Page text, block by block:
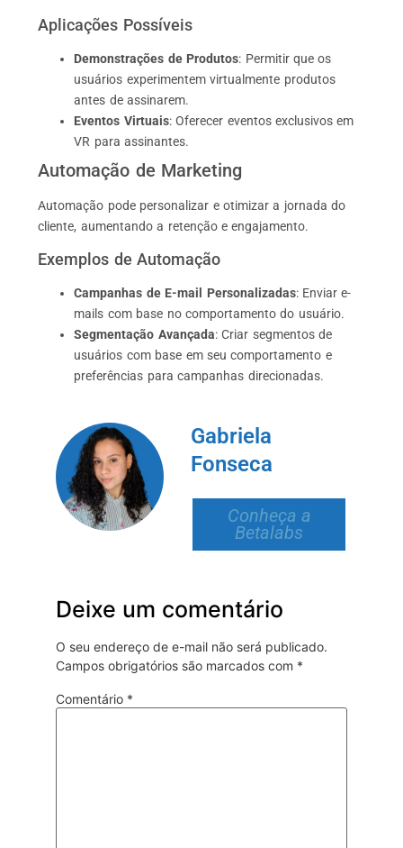
Aplicações Possíveis
Demonstrações de Produtos: Permitir que os
usuários experimentem virtualmente produtos
antes de assinarem.
Eventos Virtuais: Oferecer eventos exclusivos em
VR para assinantes.
Automação de Marketing
Automação pode personalizar e otimizar a jornada do
cliente, aumentando a retenção e engajamento.
Exemplos de Automação
Campanhas de E-mail Personalizadas: Enviar e-
mails com base no comportamento do usuário.
Segmentação Avançada: Criar segmentos de
usuários com base em seu comportamento e
preferências para campanhas direcionadas.
Gabriela
Fonseca
Conheça a
Betalabs
Deixe um comentário
O seu endereço de e-mail não será publicado.
Campos obrigatórios são marcados com *
Comentário *